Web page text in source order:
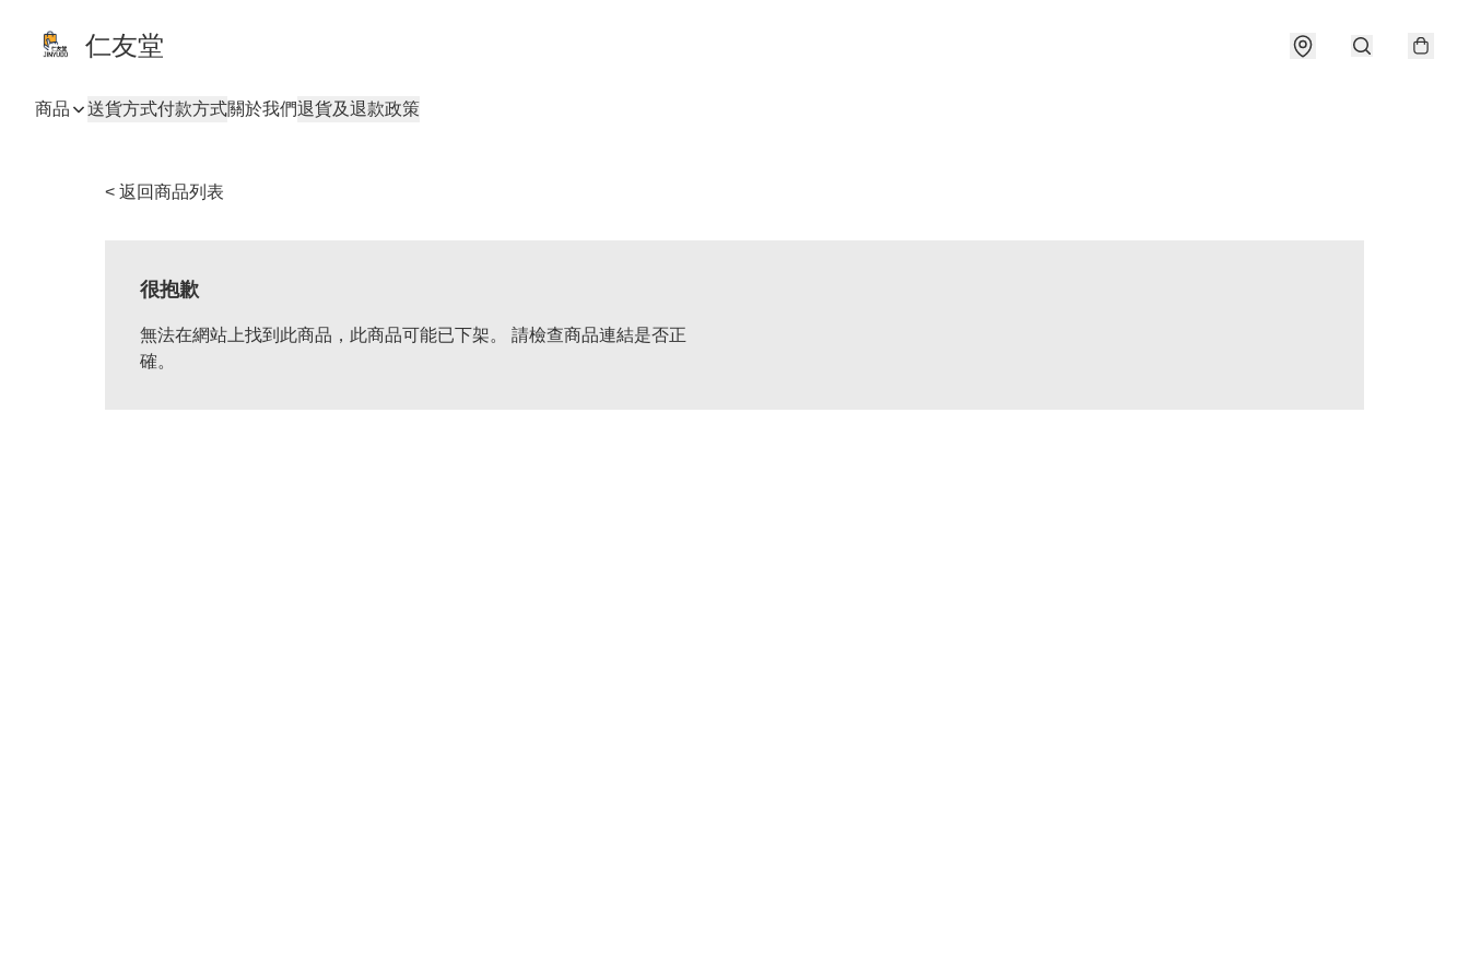
仁友堂
商品 送貨方式付款方式關於我們退貨及退款政策
< 返回商品列表
很抱歉
無法在網站上找到此商品，此商品可能已下架。 請檢查商品連結是否正
確。